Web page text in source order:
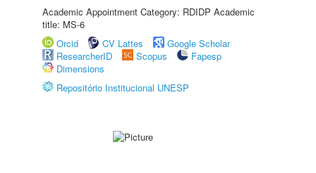
Academic Appointment Category: RDIDP Academic
title: MS-6
Orcid
CV Lattes
Google Scholar
ResearcherID
Scopus
Fapesp
Dimensions
Repositório Institucional UNESP